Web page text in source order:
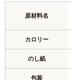
原材料名
カロリー
のし紙
包装